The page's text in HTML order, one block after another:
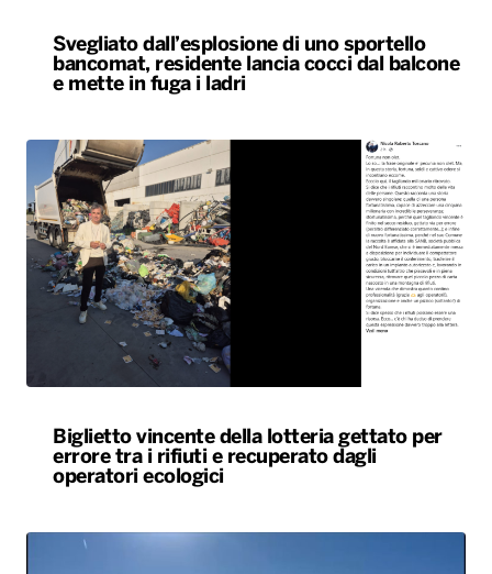
Svegliato dall’esplosione di uno sportello
bancomat, residente lancia cocci dal balcone
e mette in fuga i ladri
Biglietto vincente della lotteria gettato per
errore tra i rifiuti e recuperato dagli
operatori ecologici